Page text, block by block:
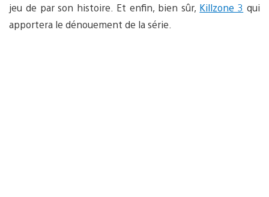
jeu de par son histoire. Et enfin, bien sûr, Killzone 3 qui
apportera le dénouement de la série.